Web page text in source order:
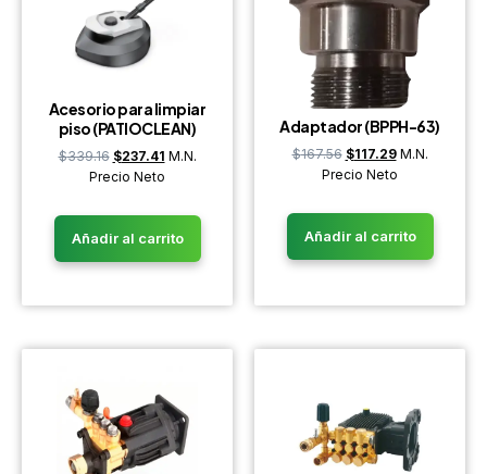
Acesorio para limpiar
piso (PATIOCLEAN)
$339.16 $237.41 M.N.
Precio Neto
Añadir al carrito
Adaptador (BPPH-63)
$167.56 $117.29 M.N.
Precio Neto
Añadir al carrito